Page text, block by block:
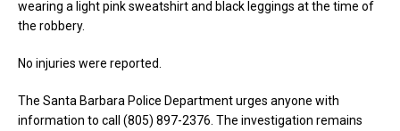
wearing a light pink sweatshirt and black leggings at the time of
the robbery.
No injuries were reported.
The Santa Barbara Police Department urges anyone with
information to call (805) 897-2376. The investigation remains